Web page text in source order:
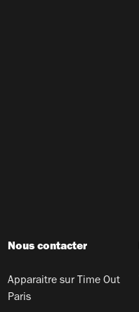
Nous contacter
Apparaitre sur Time Out
Paris